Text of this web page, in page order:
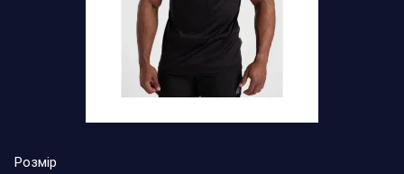
Розмір